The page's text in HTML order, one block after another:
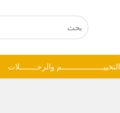
التخييـــــــــــــــــم والرحـــــــلات